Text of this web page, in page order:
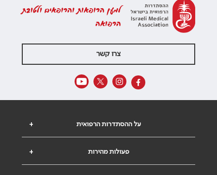
למען הרופאות והרופאים ולטובת
הרפואה
צרו קשר
+ על ההסתדרות הרפואית
+ פעולות מהירות